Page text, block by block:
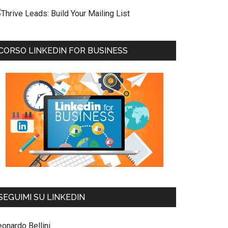
LINKEDIN FOR BUSINESS
SU LINKEDIN
Bellini